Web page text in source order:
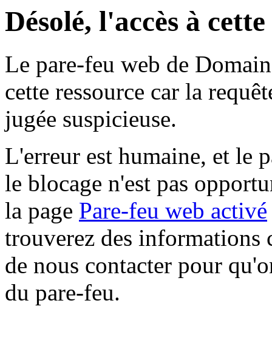
Désolé, l'accès à
Le pare-feu web de
cette ressource car la
jugée suspicieuse.
L'erreur est humaine, et le
le blocage n'est pas
la page Pare-feu web activé
trouverez des informations
de nous contacter pour
du pare-feu.